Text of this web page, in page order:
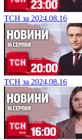
ТСН за 2024.08.16
ТСН за 2024.08.16